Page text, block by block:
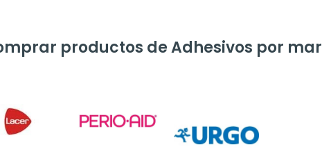
productos de Adhesivos por